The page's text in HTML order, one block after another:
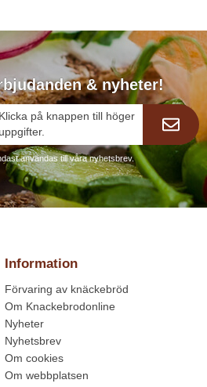
& nyheter!
på knappen till höger
användas till våra nyhetsbrev.
Information
Förvaring av knäckebröd
Om Knackebrodonline
Nyheter
Nyhetsbrev
Om cookies
Om webbplatsen